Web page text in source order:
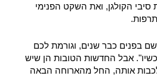
הקולגן, ואת השקט הפנימי
בפנים כבר שנים, וגורמת לכם
אבל החדשות הטובות הן שיש
אותה, החל מהארוחה הבאה